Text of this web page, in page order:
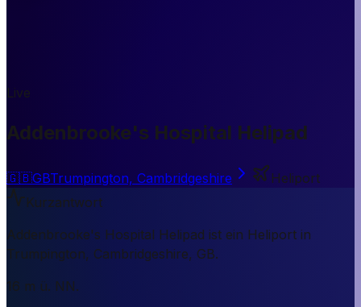
Live
Addenbrooke's Hospital Helipad
🇬🇧GBTrumpington, Cambridgeshire
Heliport
Kurzantwort
Addenbrooke's Hospital Helipad ist ein Heliport in
Trumpington, Cambridgeshire, GB.
16 m ü. NN.